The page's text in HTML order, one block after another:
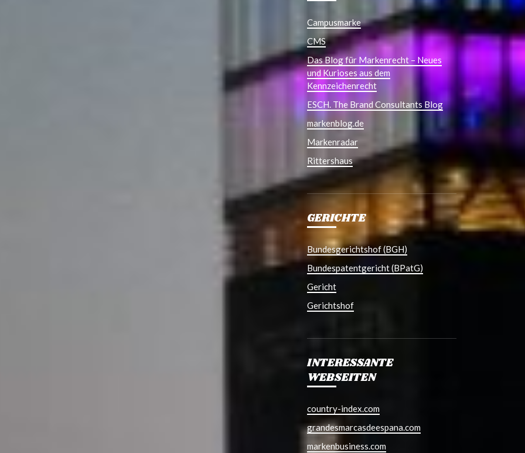
Campusmarke
CMS
Das Blog für Markenrecht – Neues
und Kurioses aus dem
Kennzeichenrecht
ESCH. The Brand Consultants Blog
markenblog.de
Markenradar
Rittershaus
GERICHTE
Bundesgerichtshof (BGH)
Bundespatentgericht (BPatG)
Gericht
Gerichtshof
INTERESSANTE
WEBSEITEN
country-index.com
grandesmarcasdeespana.com
markenbusiness.com